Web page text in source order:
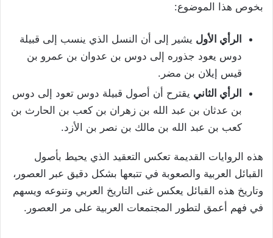
بخوص هذا الموضوع:
الرأي الأول يشير إلى أن النسل الذي ينسب إلى قبيلة
دوس يعود جذوره إلى دوس بن عدوان بن عمرو بن
قيس إيلان بن مضر.
الرأي الثاني يقترح أن أصول قبيلة دوس تعود إلى دوس
بن عدثان بن عبد الله بن زهران بن كعب بن الحارث بن
كعب بن عبد الله بن مالك بن نصر بن الأزد.
هذه الروايات القديمة تعكس التعقيد الذي يحيط بأصول
القبائل العربية والصعوبة في تتبعها بشكل دقيق عبر العصور،
وتاريخ هذه القبائل يعكس غنى التاريخ العربي وتنوعه ويسهم
في فهم أعمق لتطور المجتمعات العربية على مر العصور.